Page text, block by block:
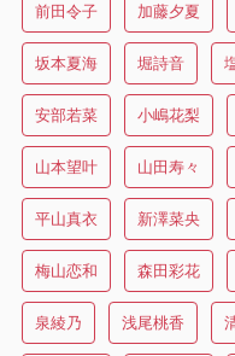
前田令子 加藤夕夏
坂本夏海 堀詩音
安部若菜 小嶋花梨
山本望叶 山田寿々
平山真衣 新澤菜央
梅山恋和 森田彩花
泉綾乃 浅尾桃香